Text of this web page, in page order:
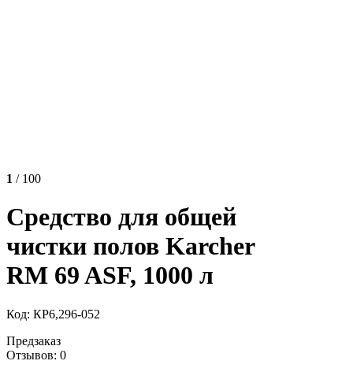
1 / 100
Средство для общей
чистки полов Karcher
RM 69 ASF, 1000 л
Код: КР6,296-052
Предзаказ
Отзывов: 0